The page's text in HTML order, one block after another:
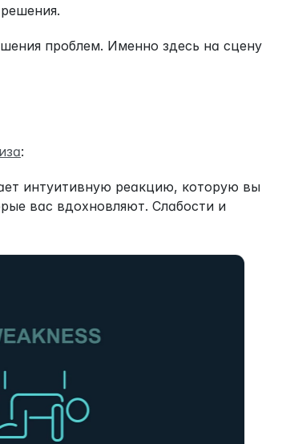
проблем. Именно здесь на сцену
:
интуитивную реакцию, которую вы
вас вдохновляют. Слабости и